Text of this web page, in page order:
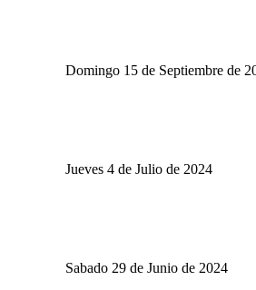
Domingo 15 de Septiembre de
Jueves 4 de Julio de 2024
Sabado 29 de Junio de 2024